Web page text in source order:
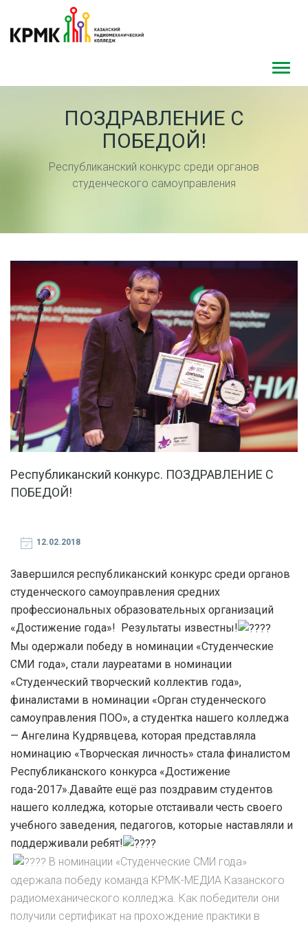
ПОЗДРАВЛЕНИЕ С
ПОБЕДОЙ!
Республиканский конкурс среди органов
студенческого самоуправления
Республиканский конкурс. ПОЗДРАВЛЕНИЕ С
ПОБЕДОЙ!
12.02.2018
Завершился республиканский конкурс среди органов
студенческого самоуправления средних
профессиональных образовательных организаций
«Достижение года»! Результаты известны!
Мы одержали победу в номинации «Студенческие
СМИ года», стали лауреатами в номинации
«Студенческий творческий коллектив года»,
финалистами в номинации «Орган студенческого
самоуправления ПОО», а студентка нашего колледжа
— Ангелина Кудрявцева, которая представляла
номинацию «Творческая личность» стала финалистом
Республиканского конкурса «Достижение
года-2017».Давайте ещё раз поздравим студентов
нашего колледжа, которые отстаивали честь своего
учебного заведения, педагогов, которые наставляли и
поддерживали ребят!
В номинации «Студенческие СМИ года»
одержала победу команда КРМК-МЕДИА Казанского
радиомеханического колледжа. Как победители они
получили сертификат на прохождение практики в